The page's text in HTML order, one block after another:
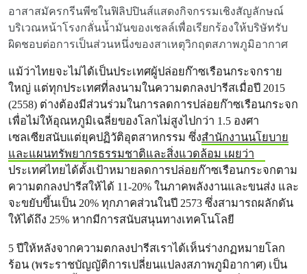
อาสาสมัครกรีนพีซในฟิลิปปินส์แสดงกิจกรรมเชิงสัญลักษณ์
บริเวณหน้าโรงกลั่นน้ำมันของเชลล์เพื่อเรียกร้องให้บริษัทรับ
ผิดชอบต่อการเป็นส่วนหนึ่งของสาเหตุวิกฤตสภาพภูมิอากาศ
แม้ว่าไทยจะไม่ได้เป็นประเทศผู้ปล่อยก๊าซเรือนกระจกราย
ใหญ่ แต่ทุกประเทศที่ลงนามในความตกลงปารีสเมื่อปี 2015
(2558) ต่างต้องมีส่วนร่วมในการลดการปล่อยก๊าซเรือนกระจก
เพื่อไม่ให้อุณหภูมิเฉลี่ยของโลกไม่สูงไปกว่า 1.5 องศา
เซลเซียสนับแต่ยุคปฏิวัติอุตสาหกรรม ซึ่งสำนักงานนโยบาย
และแผนทรัพยากรธรรมชาติและสิ่งแวดล้อม เผยว่า
ประเทศไทยได้ตั้งเป้าหมายลดการปล่อยก๊าซเรือนกระจกตาม
ความตกลงปารีสให้ได้ 11-20% ในภาคพลังงานและขนส่ง และ
จะขยับขึ้นเป็น 20% ทุกภาคส่วนในปี 2573 ซึ่งสามารถผลักดัน
ให้ได้ถึง 25% หากมีการสนับสนุนทางเทคโนโลยี
5 ปีให้หลังจากความตกลงปารีสเราได้เห็นร่างกฏหมายโลก
ร้อน (พระราชบัญญัติการเปลี่ยนแปลงสภาพภูมิอากาศ) เป็น